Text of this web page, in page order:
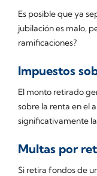
Es posible que ya
jubilación es malo,
ramificaciones?
Impuestos
El monto retirado
sobre la renta en el
significativamente
Multas por
Si retira fondos de